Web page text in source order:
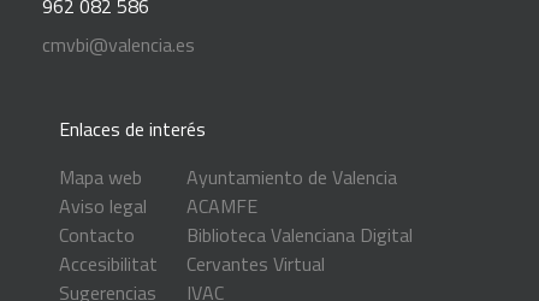
962 082 586
cmvbi@valencia.es
Enlaces de interés
Mapa web
Aviso legal
Contacto
Accesibilitat
Sugerencias
Ayuntamiento de Valencia
ACAMFE
Biblioteca Valenciana Digital
Cervantes Virtual
IVAC